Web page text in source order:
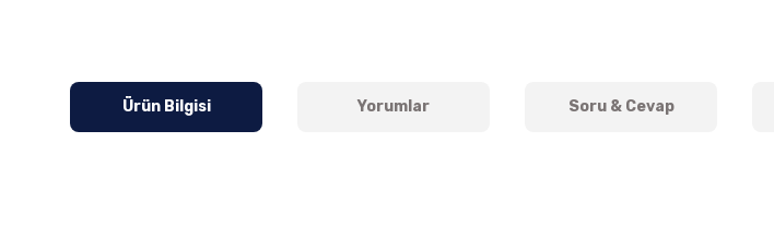
Ürün Bilgisi Yorumlar Soru & Cevap